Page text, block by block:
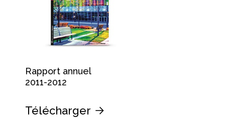
Rapport annuel
2011-2012
Télécharger